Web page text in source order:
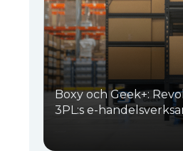
Boxy och Geek+:
3PL:s e-